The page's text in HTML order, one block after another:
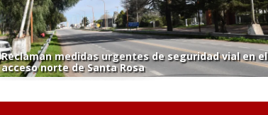
Reclaman medidas urgentes de seguridad vial en el
acceso norte de Santa Rosa